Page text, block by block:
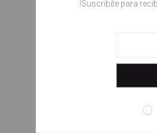
!Suscribite para